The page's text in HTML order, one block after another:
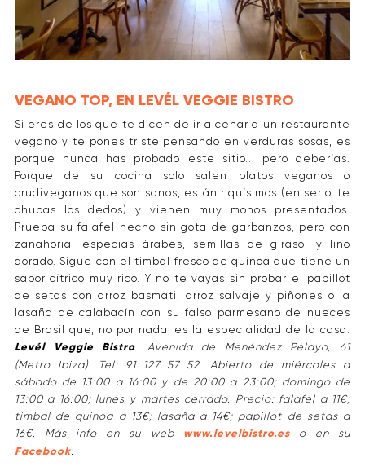
VEGANO TOP, EN LEVÉL VEGGIE BISTRO
Si eres de los que te dicen de ir a cenar a un restaurante
vegano y te pones triste pensando en verduras sosas, es
porque nunca has probado este sitio... pero deberías.
Porque de su cocina solo salen platos veganos o
crudiveganos que son sanos, están riquísimos (en serio, te
chupas los dedos) y vienen muy monos presentados.
Prueba su falafel hecho sin gota de garbanzos, pero con
zanahoria, especias árabes, semillas de girasol y lino
dorado. Sigue con el timbal fresco de quinoa que tiene un
sabor cítrico muy rico. Y no te vayas sin probar el papillot
de setas con arroz basmati, arroz salvaje y piñones o la
lasaña de calabacín con su falso parmesano de nueces
de Brasil que, no por nada, es la especialidad de la casa.
Levél Veggie Bistro . Avenida de Menéndez Pelayo, 61
(Metro Ibiza). Tel: 91 127 57 52. Abierto de miércoles a
sábado de 13:00 a 16:00 y de 20:00 a 23:00; domingo de
13:00 a 16:00; lunes y martes cerrado. Precio: falafel a 11€;
timbal de quinoa a 13€; lasaña a 14€; papillot de setas a
16€. Más info en su web www.levelbistro.eso en su
Facebook.